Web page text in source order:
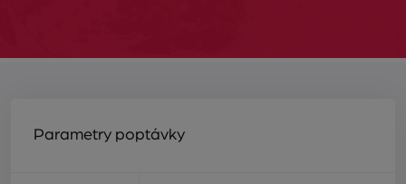
Parametry poptávky